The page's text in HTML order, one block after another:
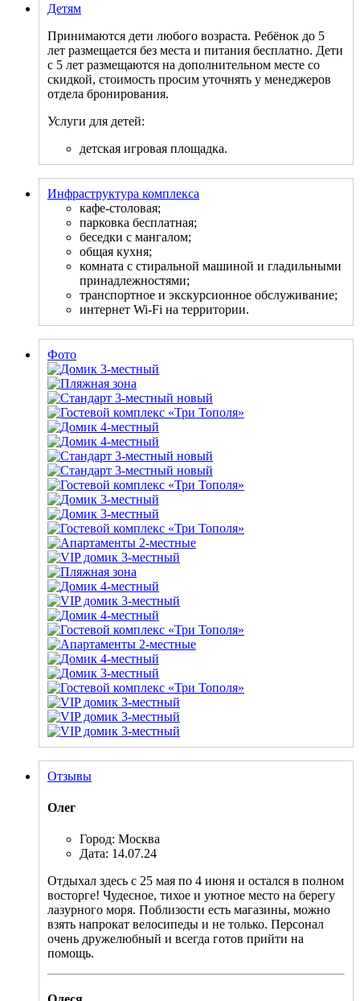
Детям
Принимаются дети любого возраста. Ребёнок до 5
лет размещается без места и питания бесплатно. Дети
с 5 лет размещаются на дополнительном месте со
скидкой, стоимость просим уточнять у менеджеров
отдела бронирования.
Услуги для детей:
детская игровая площадка.
Инфраструктура комплекса
кафе-столовая;
парковка бесплатная;
беседки с мангалом;
общая кухня;
комната с стиральной машиной и гладильными
принадлежностями;
транспортное и экскурсионное обслуживание;
интернет Wi-Fi на территории.
Фото
Отзывы
Олег
Город: Москва
Дата: 14.07.24
Отдыхал здесь с 25 мая по 4 июня и остался в полном
восторге! Чудесное, тихое и уютное место на берегу
лазурного моря. Поблизости есть магазины, можно
взять напрокат велосипеды и не только. Персонал
очень дружелюбный и всегда готов прийти на
помощь.